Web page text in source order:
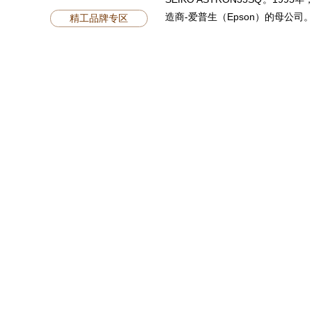
精工品牌专区
造商-爱普生（Epson）的母公司